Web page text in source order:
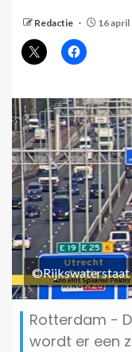
Redactie 16 april
©Rijkswaterstaat
Rotterdam -
wordt er een